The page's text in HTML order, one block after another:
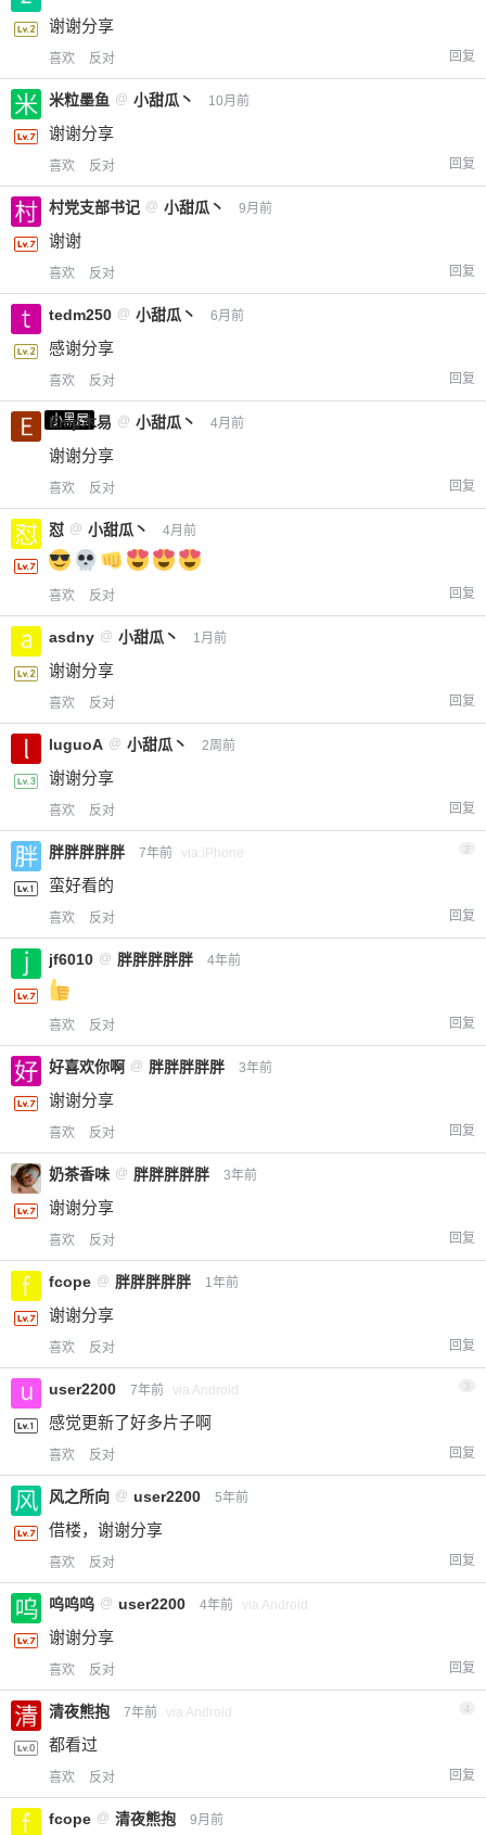
谢谢分享
喜欢 反对 回复
米粒墨鱼 @ 小甜瓜丶 10月前
谢谢分享
喜欢 反对 回复
村党支部书记 @ 小甜瓜丶 9月前
谢谢
喜欢 反对 回复
tedm250 @ 小甜瓜丶 6月前
感谢分享
喜欢 反对 回复
小黑屋
Emp木易 @ 小甜瓜丶 4月前
谢谢分享
喜欢 反对 回复
怼 @ 小甜瓜丶 4月前
喜欢 反对 回复
asdny @ 小甜瓜丶 1月前
谢谢分享
喜欢 反对 回复
luguoA @ 小甜瓜丶 2周前
谢谢分享
喜欢 反对 回复
胖胖胖胖胖 7年前 via iPhone 2
蛮好看的
喜欢 反对 回复
jf6010 @ 胖胖胖胖胖 4年前
喜欢 反对 回复
好喜欢你啊 @ 胖胖胖胖胖 3年前
谢谢分享
喜欢 反对 回复
奶茶香味 @ 胖胖胖胖胖 3年前
谢谢分享
喜欢 反对 回复
fcope @ 胖胖胖胖胖 1年前
谢谢分享
喜欢 反对 回复
user2200 7年前 via Android 3
感觉更新了好多片子啊
喜欢 反对 回复
风之所向 @ user2200 5年前
借楼，谢谢分享
喜欢 反对 回复
呜呜呜 @ user2200 4年前 via Android
谢谢分享
喜欢 反对 回复
清夜熊抱 7年前 via Android 4
都看过
喜欢 反对 回复
fcope @ 清夜熊抱 9月前